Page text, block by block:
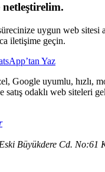
uygun web sitesi
iletişime geçin.
Yaz
Google uyumlu, hızlı,
odaklı web siteleri
Büyükdere Cd. No:61